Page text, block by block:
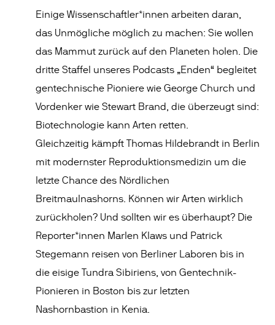
Einige Wissenschaftler*innen arbeiten daran,
das Unmögliche möglich zu machen: Sie wollen
das Mammut zurück auf den Planeten holen. Die
dritte Staffel unseres Podcasts „Enden“ begleitet
gentechnische Pioniere wie George Church und
Vordenker wie Stewart Brand, die überzeugt sind:
Biotechnologie kann Arten retten.
Gleichzeitig kämpft Thomas Hildebrandt in Berlin
mit modernster Reproduktionsmedizin um die
letzte Chance des Nördlichen
Breitmaulnashorns. Können wir Arten wirklich
zurückholen? Und sollten wir es überhaupt? Die
Reporter*innen Marlen Klaws und Patrick
Stegemann reisen von Berliner Laboren bis in
die eisige Tundra Sibiriens, von Gentechnik-
Pionieren in Boston bis zur letzten
Nashornbastion in Kenia.